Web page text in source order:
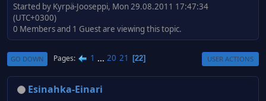
Started by Kyrpä-Jooseppi, Mon 29.08.2011 17:47:34
(UTC+0300)
0 Members and 1 Guest are viewing this topic.
GO DOWN Pages 1 ... 20 21 22 USER ACTIONS
Esinahka-Einari